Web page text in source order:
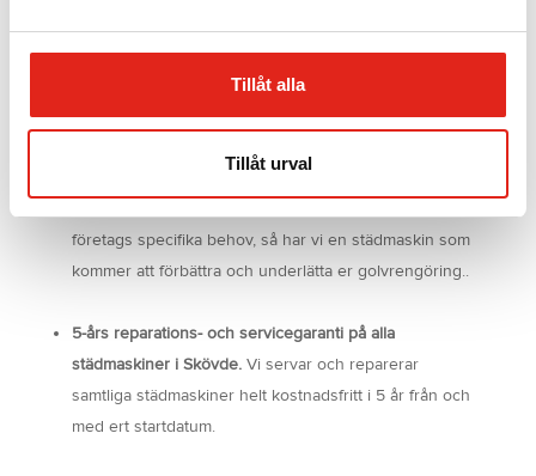
Tillåt alla
Tillåt urval
som er fullservicepartner för
industriella städmaskiner i
de följande fördelarna:
företags specifika behov, så har vi en städmaskin som
kommer att förbättra och underlätta er golvrengöring..
5-års reparations- och servicegaranti på alla
städmaskiner i Skövde. Vi servar och reparerar
samtliga städmaskiner helt kostnadsfritt i 5 år från och
med ert startdatum.